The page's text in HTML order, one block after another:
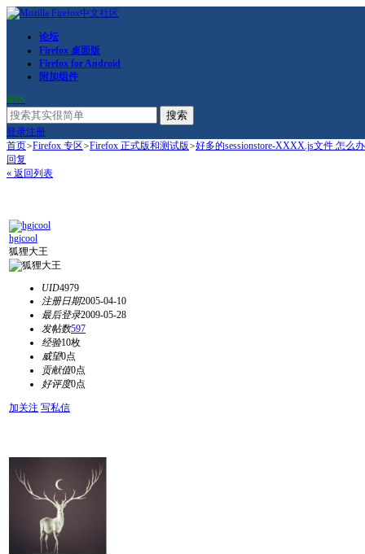
论坛
Firefox 桌面版
Firefox for Android
附加组件
RSS
搜索
登录注册
首页>Firefox 专区>Firefox 正式版和测试版>好多的sessionstore-XXXX.js文件 怎么
回复
« 返回列表
hgjcool
狐狸大王
UID4979
注册日期2005-04-10
最后登录2009-05-28
发帖数597
经验10枚
威望0点
贡献值0点
好评度0点
加关注 写私信